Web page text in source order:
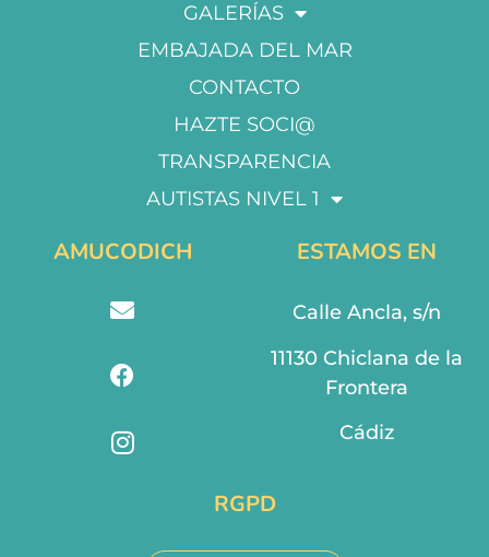
GALERÍAS
EMBAJADA DEL MAR
CONTACTO
HAZTE SOCI@
TRANSPARENCIA
AUTISTAS NIVEL 1
AMUCODICH ESTAMOS EN
Calle Ancla, s/n
11130 Chiclana de la
Frontera
Cádiz
RGPD